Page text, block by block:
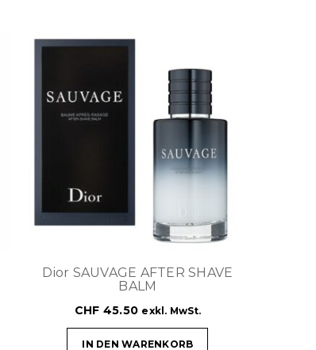
Dior SAUVAGE AFTER SHAVE
BALM
CHF 45.50 exkl. MwSt.
IN DEN WARENKORB